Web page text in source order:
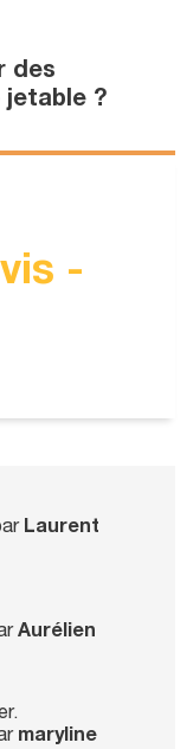
des
?
-
Laurent
Aurélien
maryline